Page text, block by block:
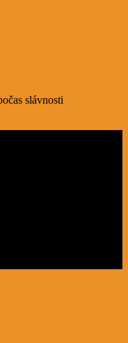
slávnosti